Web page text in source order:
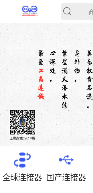
全球连接器 国产连接器